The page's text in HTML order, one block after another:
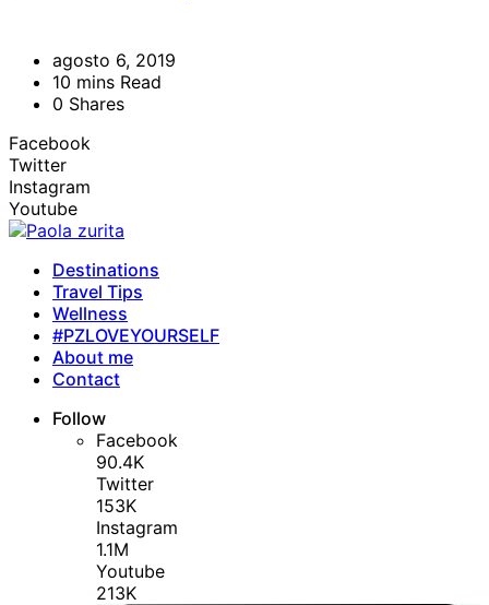
agosto 6, 2019
10 mins Read
0 Shares
Facebook
Twitter
Instagram
Youtube
Destinations
Travel Tips
Wellness
#PZLOVEYOURSELF
About me
Contact
Follow
Facebook
90.4K
Twitter
153K
Instagram
1.1M
Youtube
213K